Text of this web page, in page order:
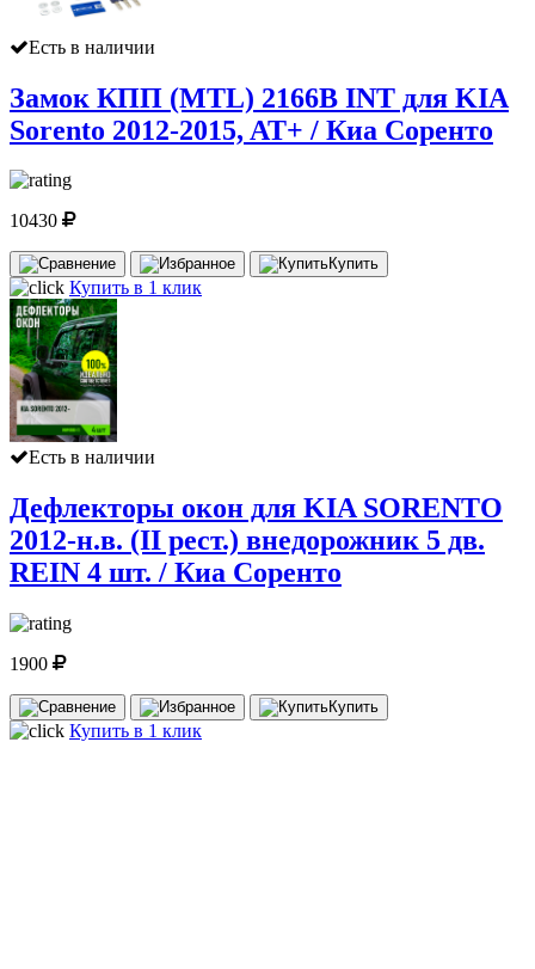
Есть в наличии
Замок КПП (MTL) 2166В INT для KIA
Sorento 2012-2015, AT+ / Киа Соренто
10430
Купить
Купить в 1 клик
Есть в наличии
Дефлекторы окон для KIA SORENTO
2012-н.в. (II рест.) внедорожник 5 дв.
REIN 4 шт. / Киа Соренто
1900
Купить
Купить в 1 клик